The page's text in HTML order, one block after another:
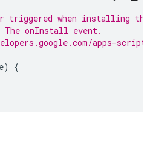
triggered when installing the
The onInstall event.
apps-
e)
{